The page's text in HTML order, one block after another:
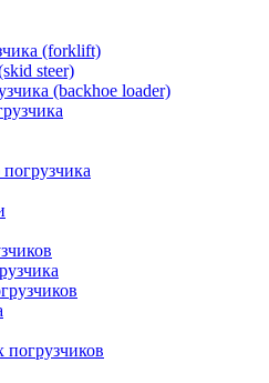
(forklift)
steer)
(backhoe loader)
погрузчиков